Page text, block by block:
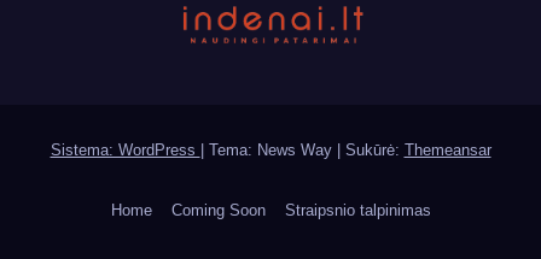
Sistema: WordPress Tema: News Way | Sukūrė: Themeansar
Home Coming Soon Straipsnio talpinimas